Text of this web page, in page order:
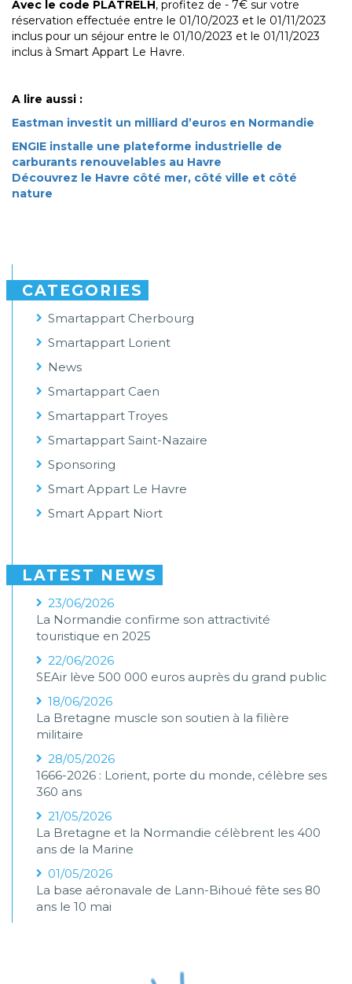
Avec le code PLATRELH, profitez de - 7€ sur votre
réservation effectuée entre le 01/10/2023 et le 01/11/2023
inclus pour un séjour entre le 01/10/2023 et le 01/11/2023
inclus à Smart Appart Le Havre.
A lire aussi :
Eastman investit un milliard d’euros en Normandie
ENGIE installe une plateforme industrielle de
carburants renouvelables au Havre
Découvrez le Havre côté mer, côté ville et côté
nature
CATEGORIES
Smartappart Cherbourg
Smartappart Lorient
News
Smartappart Caen
Smartappart Troyes
Smartappart Saint-Nazaire
Sponsoring
Smart Appart Le Havre
Smart Appart Niort
LATEST NEWS
23/06/2026
La Normandie confirme son attractivité
touristique en 2025
22/06/2026
SEAir lève 500 000 euros auprès du grand public
18/06/2026
La Bretagne muscle son soutien à la filière
militaire
28/05/2026
1666-2026 : Lorient, porte du monde, célèbre ses
360 ans
21/05/2026
La Bretagne et la Normandie célèbrent les 400
ans de la Marine
01/05/2026
La base aéronavale de Lann-Bihoué fête ses 80
ans le 10 mai